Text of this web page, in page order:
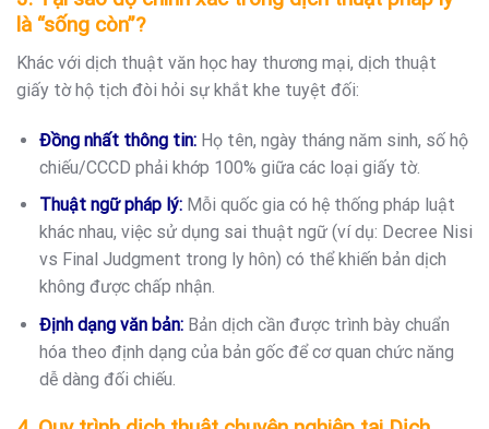
là “sống còn”?
Khác với dịch thuật văn học hay thương mại, dịch thuật
giấy tờ hộ tịch đòi hỏi sự khắt khe tuyệt đối:
Đồng nhất thông tin:Họ tên, ngày tháng năm sinh, số hộ
chiếu/CCCD phải khớp 100% giữa các loại giấy tờ.
Thuật ngữ pháp lý:Mỗi quốc gia có hệ thống pháp luật
khác nhau, việc sử dụng sai thuật ngữ (ví dụ: Decree Nisi
vs Final Judgment trong ly hôn) có thể khiến bản dịch
không được chấp nhận.
Định dạng văn bản: Bản dịch cần được trình bày chuẩn
hóa theo định dạng của bản gốc để cơ quan chức năng
dễ dàng đối chiếu.